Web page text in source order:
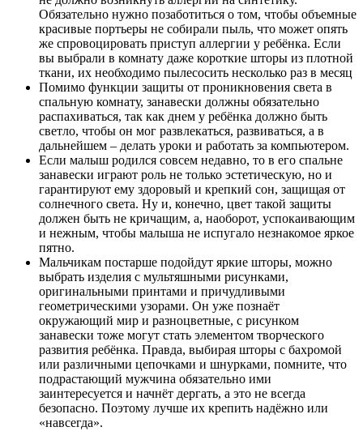
Обязательно нужно позаботиться о том, чтобы объемные
красивые портьеры не собирали пыль, что может опять
же спровоцировать приступ аллергии у ребёнка. Если
вы выбрали в комнату даже короткие шторы из плотной
ткани, их необходимо пылесосить несколько раз в месяц
Помимо функции защиты от проникновения света в
спальную комнату, занавески должны обязательно
распахиваться, так как днем у ребёнка должно быть
светло, чтобы он мог развлекаться, развиваться, а в
дальнейшем – делать уроки и работать за компьютером.
Если малыш родился совсем недавно, то в его спальне
занавески играют роль не только эстетическую, но и
гарантируют ему здоровый и крепкий сон, защищая от
солнечного света. Ну и, конечно, цвет такой защиты
должен быть не кричащим, а, наоборот, успокаивающим
и нежным, чтобы малыша не испугало незнакомое яркое
пятно.
Мальчикам постарше подойдут яркие шторы, можно
выбрать изделия с мультяшными рисунками,
оригинальными принтами и причудливыми
геометрическими узорами. Он уже познаёт
окружающий мир и разноцветные, с рисунком
занавески тоже могут стать элементом творческого
развития ребёнка. Правда, выбирая шторы с бахромой
или различными цепочками и шнурками, помните, что
подрастающий мужчина обязательно ими
заинтересуется и начнёт дергать, а это не всегда
безопасно. Поэтому лучше их крепить надёжно или
«навсегда».